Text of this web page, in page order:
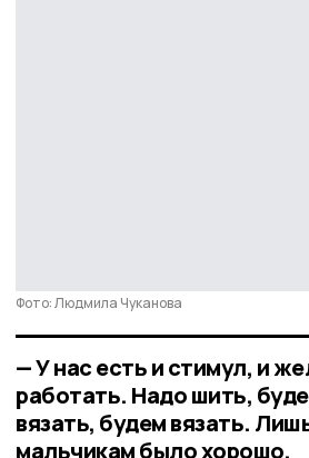
Фото: Людмила Чуканова
— У нас есть и стимул, и
работать. Надо шить,
вязать, будем вязать.
мальчикам было хорошо,